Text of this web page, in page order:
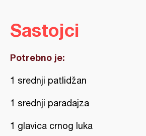
Sastojci
Potrebno je:
1 srednji patlidžan
1 srednji paradajza
1 glavica crnog luka